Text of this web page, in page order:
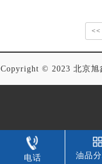
<<
Copyright © 2023 北京旭
电话 油品